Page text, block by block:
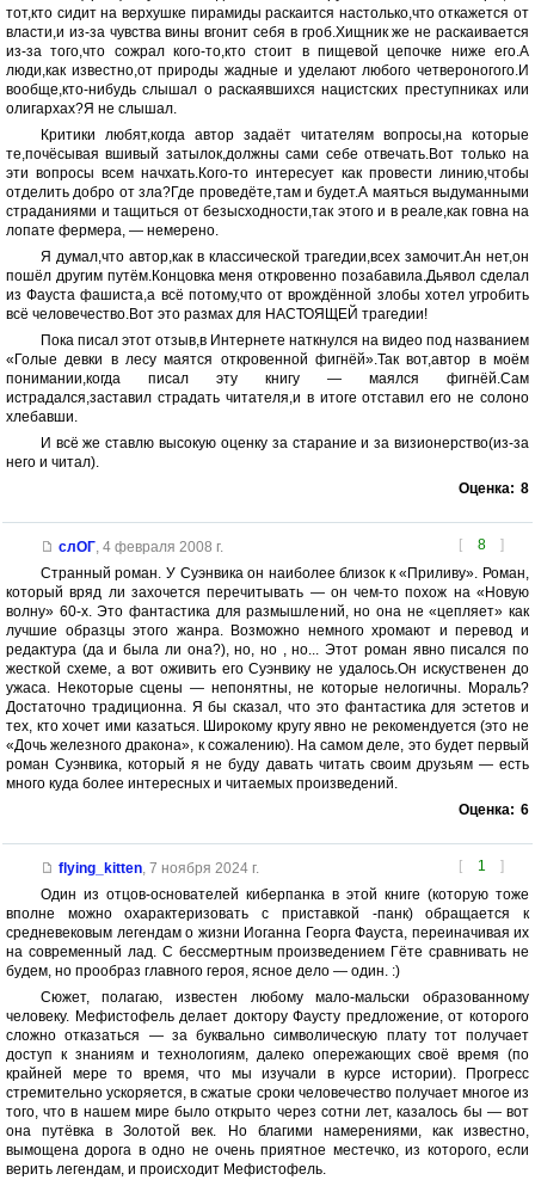
тот,кто сидит на верхушке пирамиды раскаится настолько,что откажется от
власти,и из-за чувства вины вгонит себя в гроб.Хищник же не раскаивается
из-за того,что сожрал кого-то,кто стоит в пищевой цепочке ниже его.А
люди,как известно,от природы жадные и уделают любого четвероногого.И
вообще,кто-нибудь слышал о раскаявшихся нацистских преступниках или
олигархах?Я не слышал.
Критики любят,когда автор задаёт читателям вопросы,на которые
те,почёсывая вшивый затылок,должны сами себе отвечать.Вот только на
эти вопросы всем начхать.Кого-то интересует как провести линию,чтобы
отделить добро от зла?Где проведёте,там и будет.А маяться выдуманными
страданиями и тащиться от безысходности,так этого и в реале,как говна на
лопате фермера, — немерено.
Я думал,что автор,как в классической трагедии,всех замочит.Ан нет,он
пошёл другим путём.Концовка меня откровенно позабавила.Дьявол сделал
из Фауста фашиста,а всё потому,что от врождённой злобы хотел угробить
всё человечество.Вот это размах для НАСТОЯЩЕЙ трагедии!
Пока писал этот отзыв,в Интернете наткнулся на видео под названием
«Голые девки в лесу маятся откровенной фигнёй».Так вот,автор в моём
понимании,когда писал эту книгу — маялся фигнёй.Сам
истрадался,заставил страдать читателя,и в итоге отставил его не солоно
хлебавши.
И всё же ставлю высокую оценку за старание и за визионерство(из-за
него и читал).
Оценка: 8
[ 8 ]
слОГ, 4 февраля 2008 г.
Странный роман. У Суэнвика он наиболее близок к «Приливу». Роман,
который вряд ли захочется перечитывать — он чем-то похож на «Новую
волну» 60-х. Это фантастика для размышлений, но она не «цепляет» как
лучшие образцы этого жанра. Возможно немного хромают и перевод и
редактура (да и была ли она?), но, но , но... Этот роман явно писался по
жесткой схеме, а вот оживить его Суэнвику не удалось.Он искуственен до
ужаса. Некоторые сцены — непонятны, не которые нелогичны. Мораль?
Достаточно традиционна. Я бы сказал, что это фантастика для эстетов и
тех, кто хочет ими казаться. Широкому кругу явно не рекомендуется (это не
«Дочь железного дракона», к сожалению). На самом деле, это будет первый
роман Суэнвика, который я не буду давать читать своим друзьям — есть
много куда более интересных и читаемых произведений.
Оценка: 6
[ 1 ]
flying_kitten, 7 ноября 2024 г.
Один из отцов-основателей киберпанка в этой книге (которую тоже
вполне можно охарактеризовать с приставкой -панк) обращается к
средневековым легендам о жизни Иоганна Георга Фауста, переиначивая их
на современный лад. С бессмертным произведением Гёте сравнивать не
будем, но прообраз главного героя, ясное дело — один. :)
Сюжет, полагаю, известен любому мало-мальски образованному
человеку. Мефистофель делает доктору Фаусту предложение, от которого
сложно отказаться — за буквально символическую плату тот получает
доступ к знаниям и технологиям, далеко опережающих своё время (по
крайней мере то время, что мы изучали в курсе истории). Прогресс
стремительно ускоряется, в сжатые сроки человечество получает многое из
того, что в нашем мире было открыто через сотни лет, казалось бы — вот
она путёвка в Золотой век. Но благими намерениями, как известно,
вымощена дорога в одно не очень приятное местечко, из которого, если
верить легендам, и происходит Мефистофель.